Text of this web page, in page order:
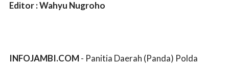
Editor : Wahyu Nugroho
INFOJAMBI.COM- Panitia Daerah (Panda) Polda